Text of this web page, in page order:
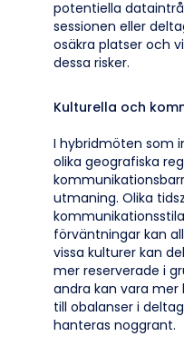
potentiella
sessionen eller
osäkra platser och
dessa risker.
Kulturella och
I hybridmöten som
olika geografiska
utmaning. Olika
förväntningar kan
vissa kulturer kan
mer reserverade i
andra kan vara mer
till obalanser i
hanteras noggrant.